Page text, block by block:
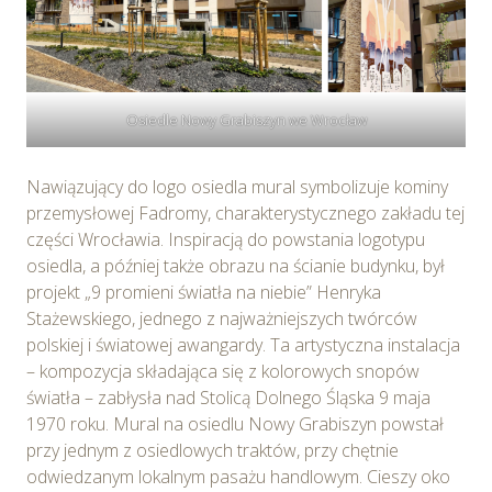
z wykorzystywaniem plików cookie w Serwisie,
przetwarzane są przez Spravia Sp. z o.o. jako
usługodawcę Serwisu w ww. celach oraz mogą być
również przetwarzane przez Partnerów Spravia Sp. z
o.o. W związku z powyższym użytkownik ma prawo do
dostępu do swoich danych osobowych, ich sprostowania,
usunięcia, ograniczenia przetwarzania, wniesienia
sprzeciwu wobec przetwarzania, a także prawo do
wniesienia skargi do Prezesa Urzędu Ochrony Danych
Osobowych. Szczegółowe informacje o plikach cookie
wykorzystywanych w Serwisie oraz inne informacje
dotyczące prywatności związane z korzystaniem z
Serwisu dostępne są w
Polityce prywatności – pliki
cookie .
Wybierając opcję „Zgadzam się” wyrażasz zgodę na
wykorzystywanie w Serwisie wszystkich plików
cookie przez Spravia Sp. z o.o. oraz jej Partnerów we
Osiedle Nowy Grabiszyn we Wrocław
Nawiązujący do logo osiedla mural symbolizuje kominy
przemysłowej Fadromy, charakterystycznego zakładu tej
części Wrocławia. Inspiracją do powstania logotypu
osiedla, a później także obrazu na ścianie budynku, był
projekt „9 promieni światła na niebie” Henryka
Stażewskiego, jednego z najważniejszych twórców
polskiej i światowej awangardy. Ta artystyczna instalacja
– kompozycja składająca się z kolorowych snopów
światła – zabłysła nad Stolicą Dolnego Śląska 9 maja
1970 roku. Mural na osiedlu Nowy Grabiszyn powstał
przy jednym z osiedlowych traktów, przy chętnie
odwiedzanym lokalnym pasażu handlowym. Cieszy oko